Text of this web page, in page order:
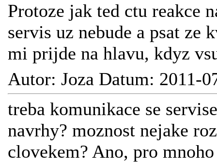
Protoze jak ted ctu reakce
servis uz nebude a psat ze
mi prijde na hlavu, kdyz
Autor: Joza Datum: 2011-
treba komunikace se
navrhy? moznost nejake
clovekem? Ano, pro